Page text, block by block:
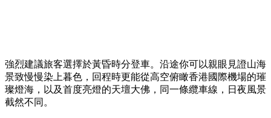
強烈建議旅客選擇於黃昏時分登車。沿途你可以親眼見證山海
景致慢慢染上暮色，回程時更能從高空俯瞰香港國際機場的璀
璨燈海，以及首度亮燈的天壇大佛，同一條纜車線，日夜風景
截然不同。